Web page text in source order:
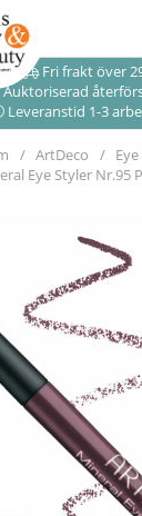
Fri frakt över
Auktoriserad
Leveranstid 1-3
ArtDeco
Eye Styler Nr.95